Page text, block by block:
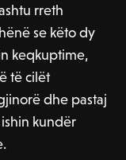
rreth
se këto dy
keqkuptime,
të cilët
dhe pastaj
kundër